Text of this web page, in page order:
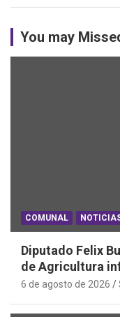
You may
COMUNAL
Diputado Felix
de Agricultura
en la Región de
6 de agosto de 2026